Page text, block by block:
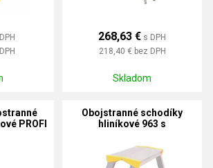
268,63 € s DPH
218,40 € bez DPH
Skladom
PROFI
Obojstranné schodíky
hliníkové 963 s
HOBBY